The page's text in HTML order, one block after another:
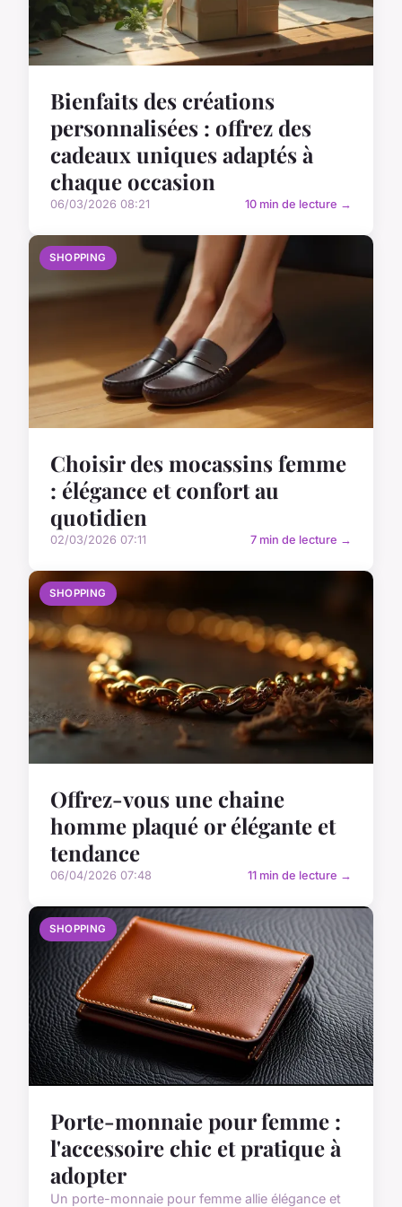
Bienfaits des créations
personnalisées : offrez des
cadeaux uniques adaptés à
chaque occasion
06/03/2026 08:21 10 min de lecture →
SHOPPING
Choisir des mocassins femme
: élégance et confort au
quotidien
02/03/2026 07:11 7 min de lecture →
SHOPPING
Offrez-vous une chaine
homme plaqué or élégante et
tendance
06/04/2026 07:48 11 min de lecture →
SHOPPING
Porte-monnaie pour femme :
l'accessoire chic et pratique à
adopter
Un porte-monnaie pour femme allie élégance et